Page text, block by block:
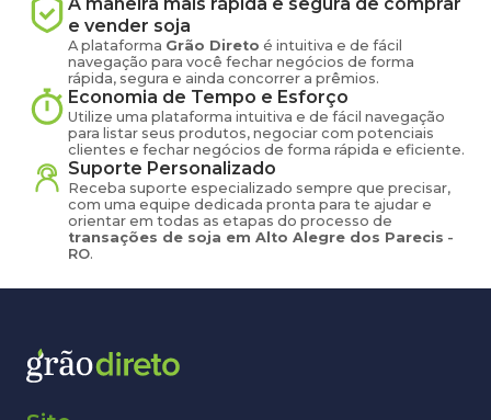
e vender soja
A plataforma Grão Direto é intuitiva e de fácil
navegação para você fechar negócios de forma
rápida, segura e ainda concorrer a prêmios.
Economia de Tempo e Esforço
Utilize uma plataforma intuitiva e de fácil navegação
para listar seus produtos, negociar com potenciais
clientes e fechar negócios de forma rápida e eficiente.
Suporte Personalizado
Receba suporte especializado sempre que precisar,
com uma equipe dedicada pronta para te ajudar e
orientar em todas as etapas do processo de
transações de soja em Alto Alegre dos Parecis -
RO.